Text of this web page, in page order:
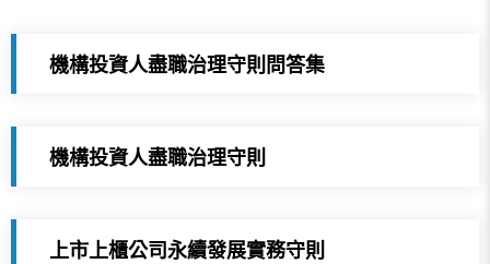
機構投資人盡職治理守則問答集
機構投資人盡職治理守則
上市上櫃公司永續發展實務守則